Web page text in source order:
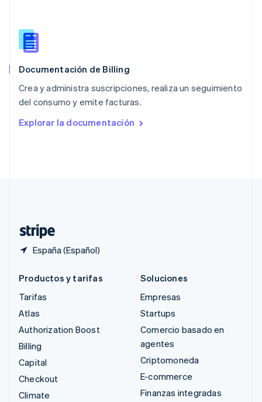
Documentación de Billing
Crea y administra suscripciones, realiza un seguimiento
del consumo y emite facturas.
Explorar la documentación
España (Español)
Português
RAE de Hong Kong, China
Reino Unido
República Checa
English
English
Productos y tarifas
Tarifas
Atlas
Authorization Boost
Billing
Capital
Checkout
Climate
Soluciones
Empresas
Startups
Comercio basado en
agentes
Criptomoneda
E-commerce
Finanzas integradas